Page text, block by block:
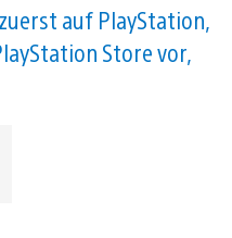
auf PlayStation,
Store vor,